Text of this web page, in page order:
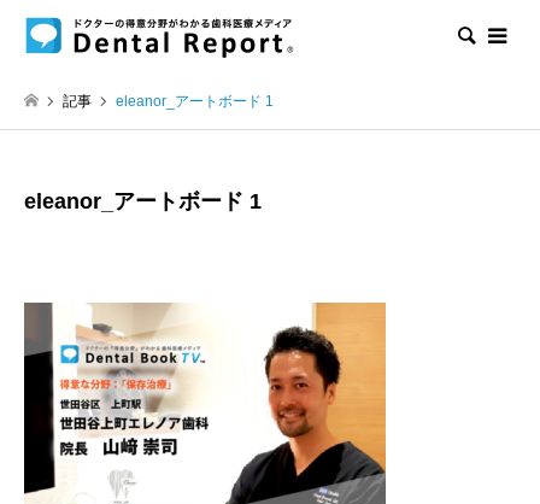
検索
記事 eleanor_アートボード 1
eleanor_アートボード 1